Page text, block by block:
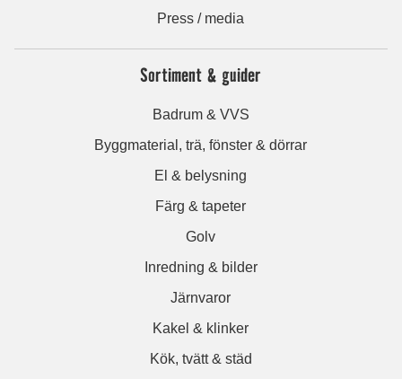
Press / media
Sortiment & guider
Badrum & VVS
Byggmaterial, trä, fönster & dörrar
El & belysning
Färg & tapeter
Golv
Inredning & bilder
Järnvaror
Kakel & klinker
Kök, tvätt & städ